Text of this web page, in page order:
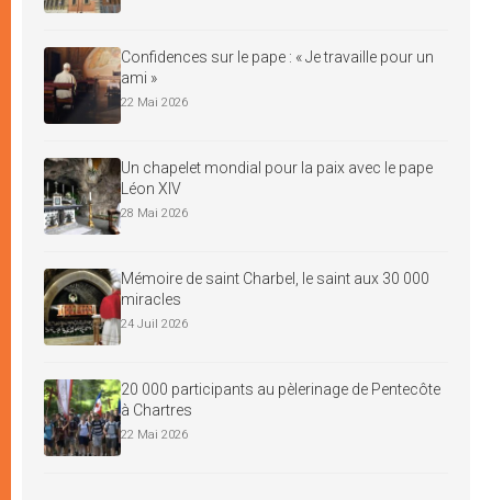
Confidences sur le pape : « Je travaille pour un
ami »
22 Mai 2026
Un chapelet mondial pour la paix avec le pape
Léon XIV
28 Mai 2026
Mémoire de saint Charbel, le saint aux 30 000
miracles
24 Juil 2026
20 000 participants au pèlerinage de Pentecôte
à Chartres
22 Mai 2026